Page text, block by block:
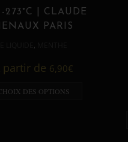
273°C | CLAUDE
PARIS
,
partir de 6,90€
DES OPTIONS